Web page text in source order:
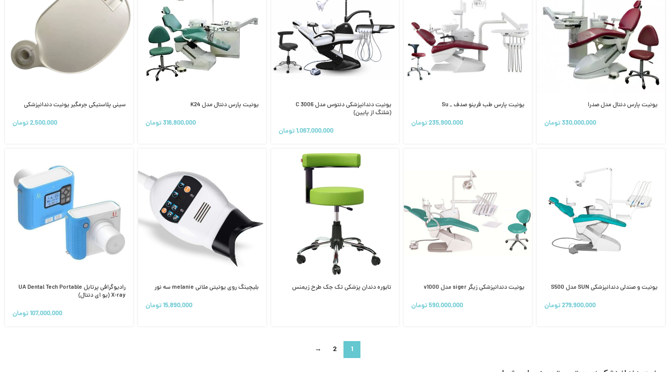
یونیت پارس دنتال مدل صدرا
330,000,000تومان
یونیت پارس طب فرینو صدف _ Su
235,900,000تومان
یونیت دندانپزشکی دنتوس مدل C 3006
(شلنگ از پایین)
1,067,000,000تومان
یونیت پارس دنتال مدل K24
316,800,000تومان
سینی پلاستیکی جرمگیر یونیت دندانپزشکی
2,500,000تومان
یونیت و صندلی دندانپزشکی SUN مدل S500
279,900,000تومان
یونیت دندانپزشکی زیگر siger مدل v1000
590,000,000تومان
تابوره دندان پزشکی تک جک طرح زیمنس بلیچینگ روی یونیتی ملانی melanie سه نور
15,890,000تومان
رادیوگرافی پرتابل UA Dental Tech Portable
X-ray (یو ای دنتال)
107,000,000تومان
1
2
→